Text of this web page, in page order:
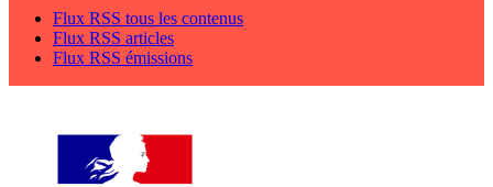
Flux RSS tous les contenus
Flux RSS articles
Flux RSS émissions